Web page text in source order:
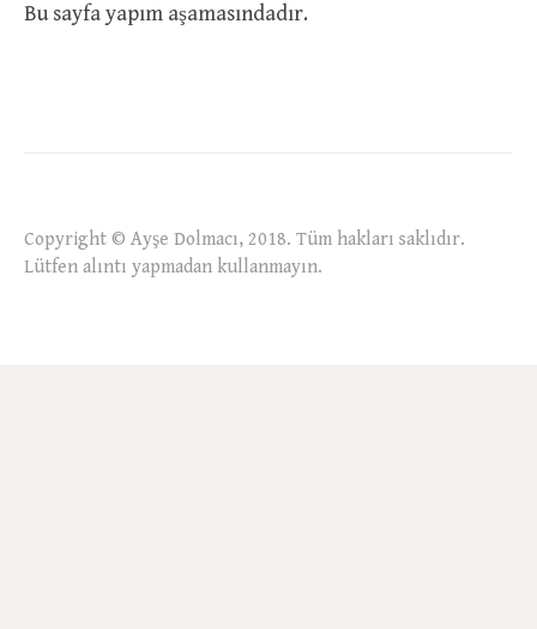
Bu sayfa yapım aşamasındadır.
Copyright © Ayşe Dolmacı, 2018. Tüm hakları saklıdır.
Lütfen alıntı yapmadan kullanmayın.